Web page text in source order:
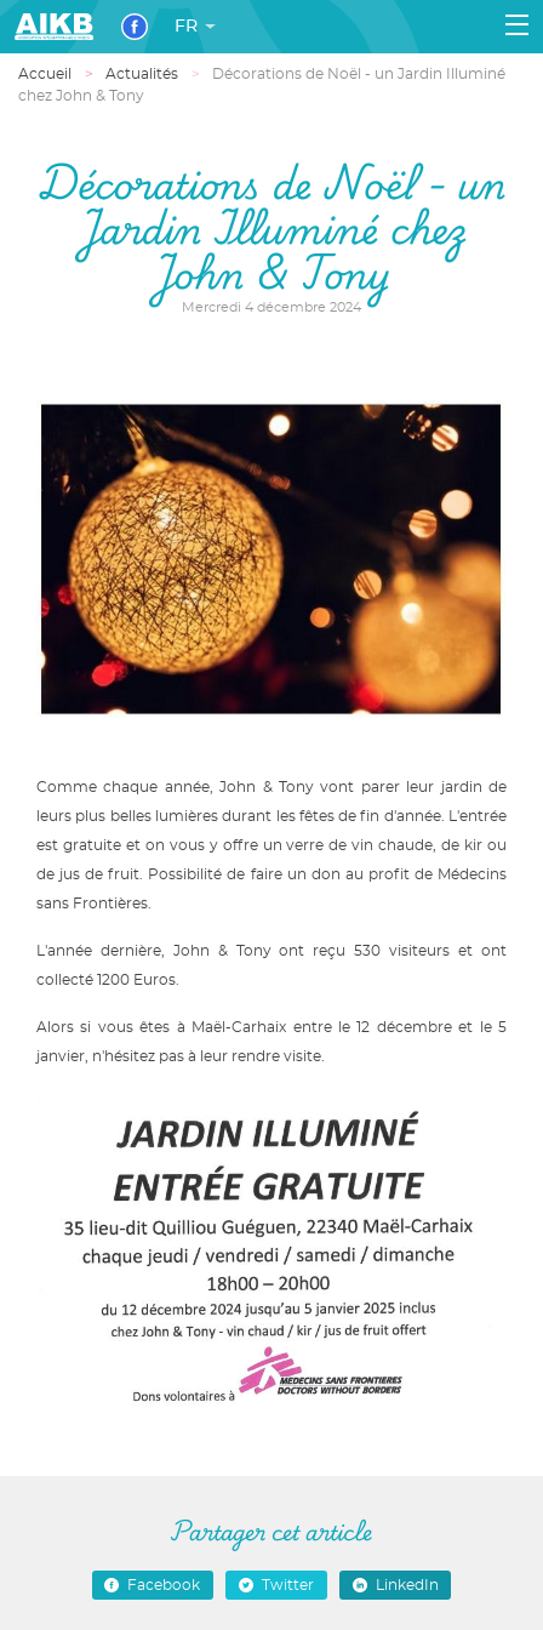
FR
Accueil Actualités
Décorations de Noël - un Jardin Illuminé
chez John & Tony
Décorations de Noël - un
Jardin Illuminé chez
John & Tony
Mercredi 4 décembre 2024
Comme chaque année, John & Tony vont parer leur jardin de
leurs plus belles lumières durant les fêtes de fin d'année. L'entrée
est gratuite et on vous y offre un verre de vin chaude, de kir ou
de jus de fruit. Possibilité de faire un don au profit de Médecins
sans Frontières.
L'année dernière, John & Tony ont reçu 530 visiteurs et ont
collecté 1200 Euros.
Alors si vous êtes à Maël-Carhaix entre le 12 décembre et le 5
janvier, n'hésitez pas à leur rendre visite.
Partager cet article
Facebook Twitter LinkedIn